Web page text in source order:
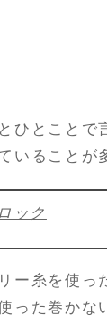
ひとことで
いることが
ック
ー糸を使っ
った巻かな